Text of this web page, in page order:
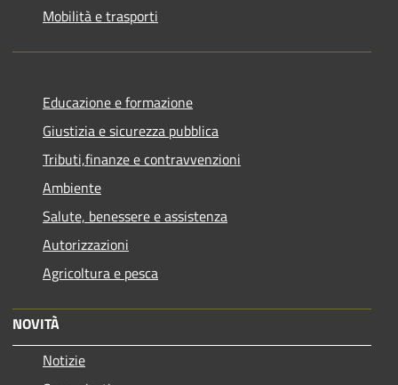
Mobilità e trasporti
Educazione e formazione
Giustizia e sicurezza pubblica
Tributi,finanze e contravvenzioni
Ambiente
Salute, benessere e assistenza
Autorizzazioni
Agricoltura e pesca
NOVITÀ
Notizie